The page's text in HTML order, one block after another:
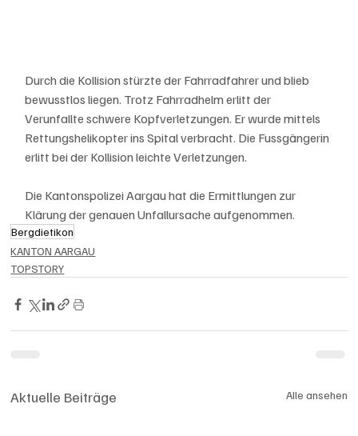
Durch die Kollision stürzte der Fahrradfahrer und blieb
bewusstlos liegen. Trotz Fahrradhelm erlitt der
Verunfallte schwere Kopfverletzungen. Er wurde mittels
Rettungshelikopter ins Spital verbracht. Die Fussgängerin
erlitt bei der Kollision leichte Verletzungen.
Die Kantonspolizei Aargau hat die Ermittlungen zur
Klärung der genauen Unfallursache aufgenommen.
Bergdietikon
KANTON AARGAU
TOPSTORY
Aktuelle Beiträge Alle ansehen